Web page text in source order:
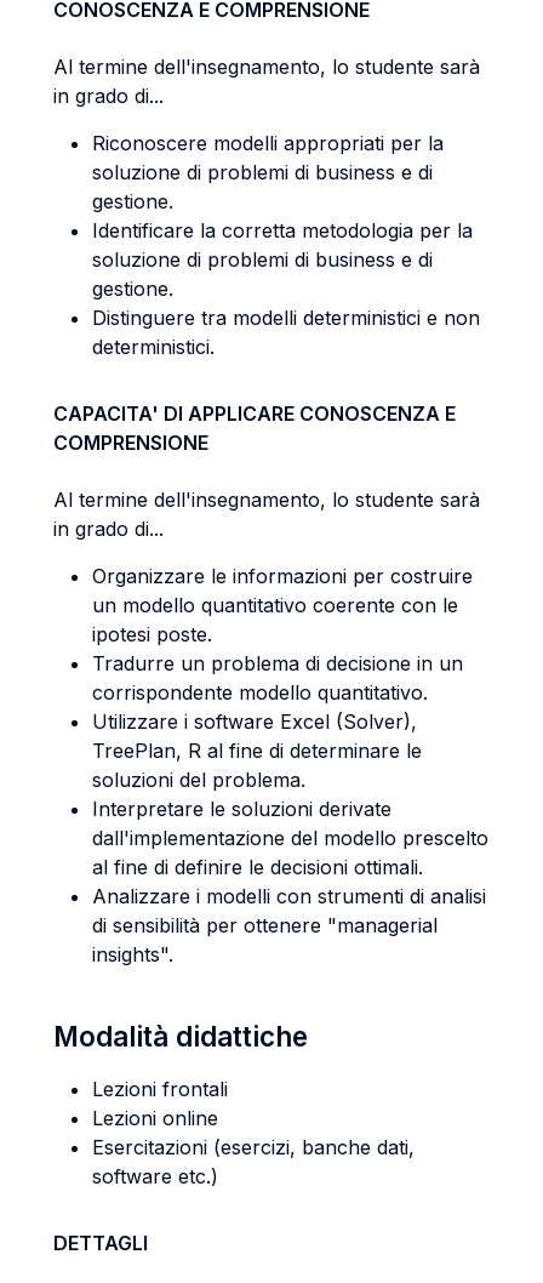
CONOSCENZA E COMPRENSIONE
Al termine dell'insegnamento, lo studente sarà
in grado di...
Riconoscere modelli appropriati per la
soluzione di problemi di business e di
gestione.
Identificare la corretta metodologia per la
soluzione di problemi di business e di
gestione.
Distinguere tra modelli deterministici e non
deterministici.
CAPACITA' DI APPLICARE CONOSCENZA E
COMPRENSIONE
Al termine dell'insegnamento, lo studente sarà
in grado di...
Organizzare le informazioni per costruire
un modello quantitativo coerente con le
ipotesi poste.
Tradurre un problema di decisione in un
corrispondente modello quantitativo.
Utilizzare i software Excel (Solver),
TreePlan, R al fine di determinare le
soluzioni del problema.
Interpretare le soluzioni derivate
dall'implementazione del modello prescelto
al fine di definire le decisioni ottimali.
Analizzare i modelli con strumenti di analisi
di sensibilità per ottenere "managerial
insights".
Modalità didattiche
Lezioni frontali
Lezioni online
Esercitazioni (esercizi, banche dati,
software etc.)
DETTAGLI